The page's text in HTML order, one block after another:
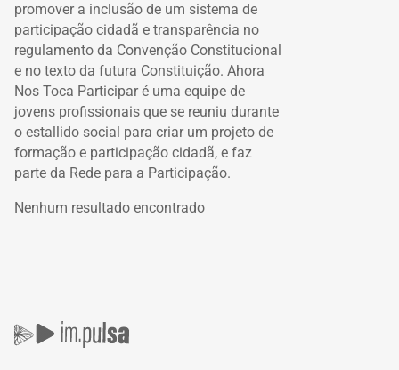
promover a inclusão de um sistema de
participação cidadã e transparência no
regulamento da Convenção Constitucional
e no texto da futura Constituição. Ahora
Nos Toca Participar é uma equipe de
jovens profissionais que se reuniu durante
o estallido social para criar um projeto de
formação e participação cidadã, e faz
parte da Rede para a Participação.
Nenhum resultado encontrado